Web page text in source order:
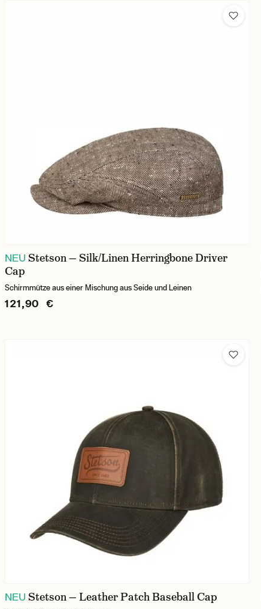
NEU Stetson — Silk/Linen Herringbone Driver
Cap
Schirmmütze aus einer Mischung aus Seide und Leinen
121,90 €
NEU Stetson — Leather Patch Baseball Cap